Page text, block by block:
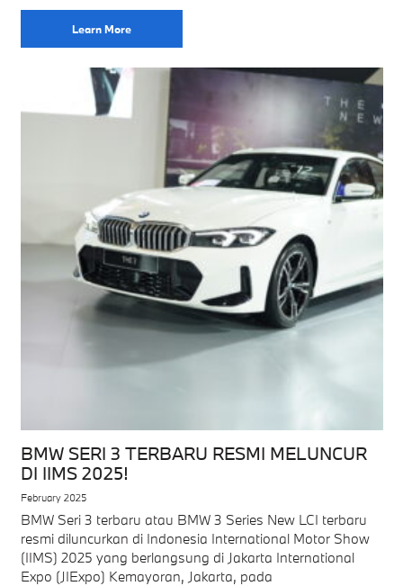
Learn More
BMW SERI 3 TERBARU RESMI MELUNCUR
DI IIMS 2025!
February 2025
BMW Seri 3 terbaru atau BMW 3 Series New LCI terbaru
resmi diluncurkan di Indonesia International Motor Show
(IIMS) 2025 yang berlangsung di Jakarta International
Expo (JIExpo) Kemayoran, Jakarta, pada